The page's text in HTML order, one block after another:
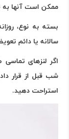
ممکن است آنها به
بسته به نوع،
سالانه یا دائم
اگر لنزهای
شب قبل از قرار
استراحت دهید.